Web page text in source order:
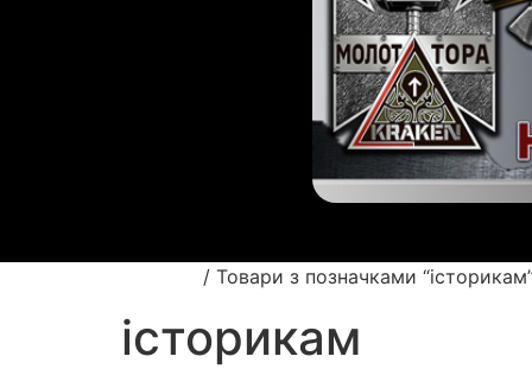
/ Товари з позначками
історикам